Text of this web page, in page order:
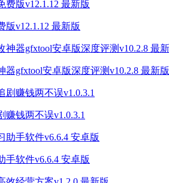
版v12.1.12 最新版
器gfxtool安卓版深度评测v10.2.8 最新版
赚钱两不误v1.0.3.1
手软件v6.6.4 安卓版